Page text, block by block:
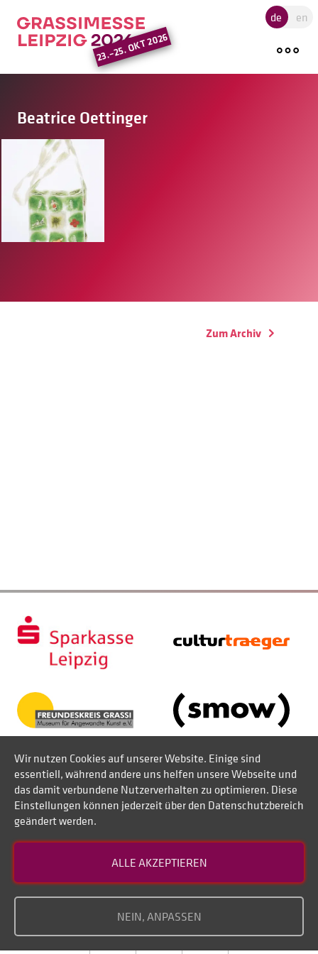
Hauptregion der Seite
23.–25. OKT 2026
de en
Beatrice Oettinger
Zum Archiv
Impressum
Wir nutzen Cookies auf unserer Website. Einige sind
essentiell, während andere uns helfen unsere Webseite und
das damit verbundene Nutzerverhalten zu optimieren. Diese
Einstellungen können jederzeit über den Datenschutzbereich
geändert werden.
ALLE AKZEPTIEREN
NEIN, ANPASSEN